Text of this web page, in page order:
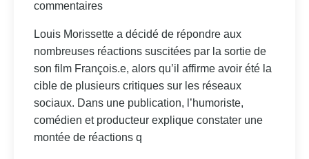
commentaires
Louis Morissette a décidé de répondre aux
nombreuses réactions suscitées par la sortie de
son film François.e, alors qu’il affirme avoir été la
cible de plusieurs critiques sur les réseaux
sociaux. Dans une publication, l’humoriste,
comédien et producteur explique constater une
montée de réactions q